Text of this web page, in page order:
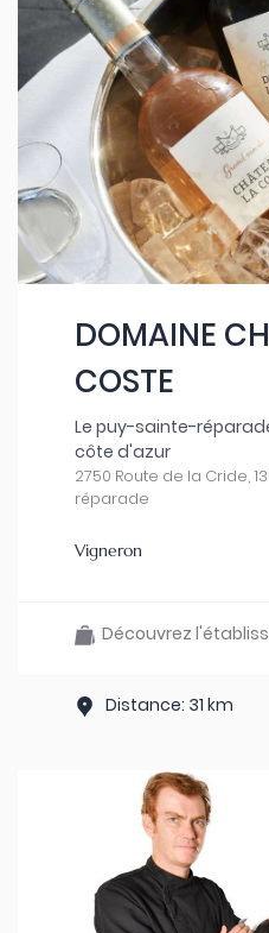
DOMAINE
COSTE
Le puy-sainte-
côte d'azur
2750 Route de la Cride,
réparade
Vigneron
Découvrez
Distance: 31 km